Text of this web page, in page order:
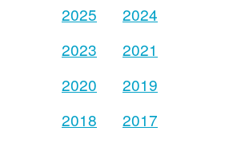
2025
2024
2023
2021
2020
2019
2018
2017